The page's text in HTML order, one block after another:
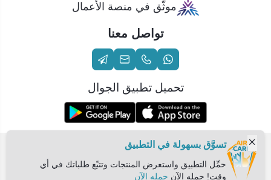
موثّق في منصة الأعمال
تواصل معنا
تحميل تطبيق الجوال
الحقوق محفوظة | 2026 عناية الهواء | شريك سكني الاستراتيجيتسوَّق بسهولة في التطبيق
حمِّل التطبيق واستعرض المنتجات وتتبّع طلباتك في أي
وقت! حمله الآن حمله الآن